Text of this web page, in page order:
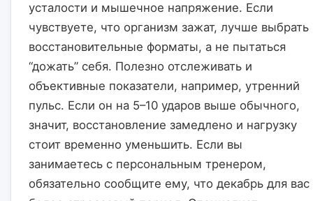
усталости и мышечное напряжение. Если
чувствуете, что организм зажат, лучше выбрать
восстановительные форматы, а не пытаться
“дожать” себя. Полезно отслеживать и
объективные показатели, например, утренний
пульс. Если он на 5–10 ударов выше обычного,
значит, восстановление замедлено и нагрузку
стоит временно уменьшить. Если вы
занимаетесь с персональным тренером,
обязательно сообщите ему, что декабрь для вас